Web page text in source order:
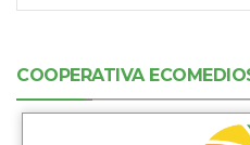
COOPERATIVA